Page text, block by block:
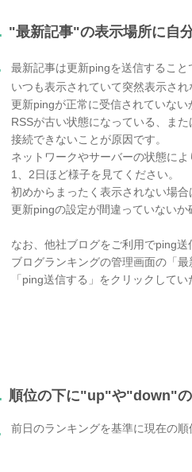
"最新記事"の表示場所に自
最新記事は更新pingを送信すること
いつも表示されていて突然表示され
更新pingが正常に受信されていない
RSSが古い状態になっている、ま
接続できないことが原因です。
ネットワークやサーバーの状態に
1、2日ほど様子を見てください。
初めからまったく表示されない場合
更新pingの設定が間違っていないか
なお、他社ブログをご利用でping送
ブログランキングの管理画面の「
「ping送信する」をクリックして
順位の下に"up"や"down"の
前日のランキングを基準に現在の順